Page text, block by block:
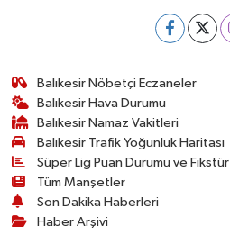
Balıkesir Nöbetçi Eczaneler
Balıkesir Hava Durumu
Balıkesir Namaz Vakitleri
Balıkesir Trafik Yoğunluk Haritası
Süper Lig Puan Durumu ve Fikstür
Tüm Manşetler
Son Dakika Haberleri
Haber Arşivi
Sındırgı
SPOR
SÜRMANŞET